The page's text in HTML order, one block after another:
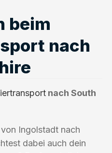
beim
nach
nach South
Ingolstadt nach
dabei auch dein